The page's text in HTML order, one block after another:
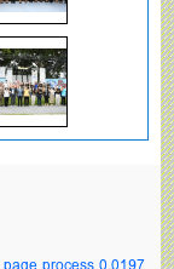
page process 0.0197